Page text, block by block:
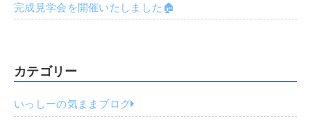
完成見学会を開催いたしました🏠
カテゴリー
いっしーの気ままブログ